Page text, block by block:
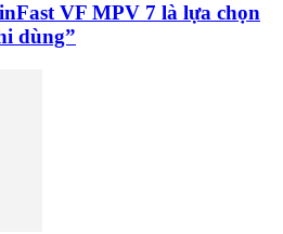
VF MPV 7 là lựa chọn
dùng”